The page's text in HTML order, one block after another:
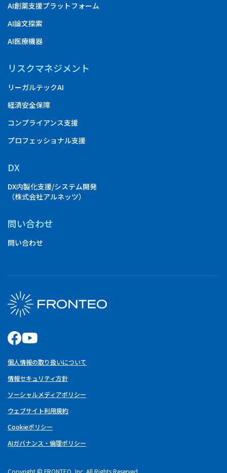
AI創薬支援プラットフォーム
AI論文探索
AI医療機器
リスクマネジメント
リーガルテックAI
経済安全保障
コンプライアンス支援
プロフェッショナル支援
DX
DX内製化支援/システム開発
（株式会社アルネッツ）
問い合わせ
問い合わせ
個人情報の取り扱いについて
情報セキュリティ方針
ソーシャルメディアポリシー
ウェブサイト利用規約
Cookieポリシー
AIガバナンス・倫理ポリシー
Copyright © FRONTEO, Inc. All Rights Reserved.